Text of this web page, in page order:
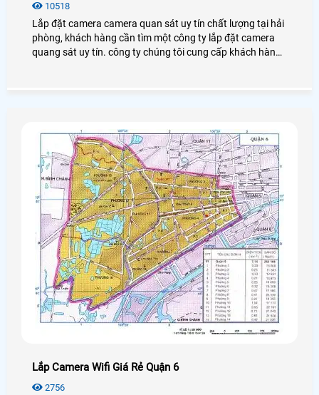
10518
Lắp đặt camera camera quan sát uy tín chất lượng tại hải
phòng, khách hàng cần tìm một công ty lắp đặt camera
quang sát uy tín. công ty chúng tôi cung cấp khách hàng
Lắp Camera Wifi Giá Rẻ Quận 6
2756